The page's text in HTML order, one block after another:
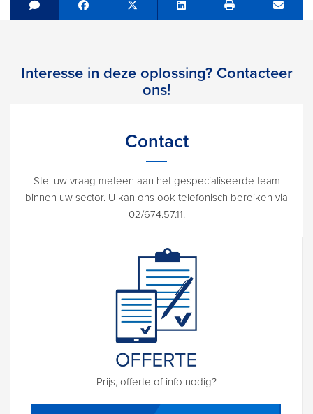
Share on Facebook
Tweet Share on LinkedIn Send
Interesse in deze oplossing? Contacteer
ons!
Contact
Stel uw vraag meteen aan het gespecialiseerde team
binnen uw sector. U kan ons ook telefonisch bereiken via
02/674.57.11.
Prijs, offerte of info nodig?